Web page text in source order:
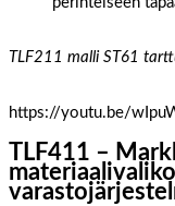
TLF211 malli ST61
https://youtu.be/
TLF411 –